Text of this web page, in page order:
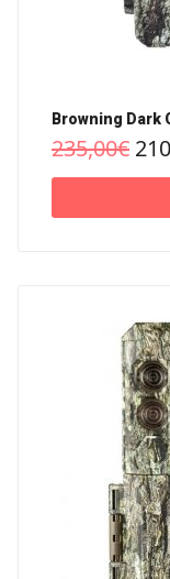
Browning Dark
235,00€